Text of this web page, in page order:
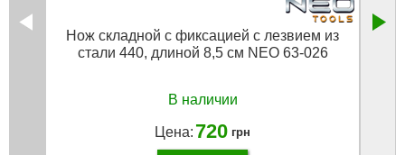
Нож складной с фиксацией с лезвием из
стали 440, длиной 8,5 см NEO 63-026
В наличии
Цена: 720 грн